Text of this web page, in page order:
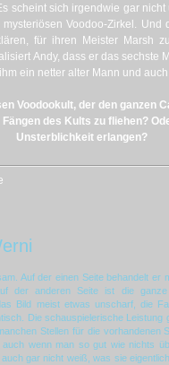
scheint sich irgendwie gar
Voodoo-Zirkel.
für ihren Meister Marsh
Andy, dass er das sechste
ein netter alter Mann und
Voodookult, der den ganzen
des Kults zu fliehen?
Unsterblichkeit erlangen?
Auf der einen Seite behandelt er
der anderen Seite ist die
Bild meist etwas unscharf, die
Die schauspielerische
Stellen für die vorhandenen
wenn man so gut wie nichts
gar nicht weiß, was sie